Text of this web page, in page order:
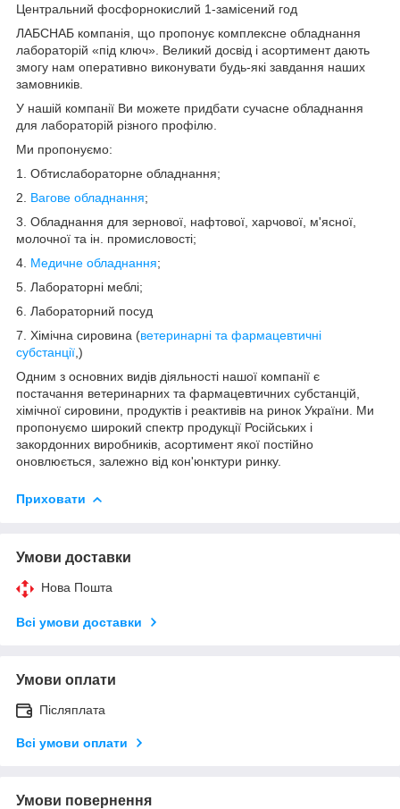
Центральний фосфорнокислий 1-замісений год
ЛАБСНАБ компанія, що пропонує комплексне обладнання
лабораторій «під ключ». Великий досвід і асортимент дають
змогу нам оперативно виконувати будь-які завдання наших
замовників.
У нашій компанії Ви можете придбати сучасне обладнання
для лабораторій різного профілю.
Ми пропонуємо:
1. Обтислабораторне обладнання;
2. Вагове обладнання;
3. Обладнання для зернової, нафтової, харчової, м'ясної,
молочної та ін. промисловості;
4. Медичне обладнання;
5. Лабораторні меблі;
6. Лабораторний посуд
7. Хімічна сировина (ветеринарні та фармацевтичні
субстанції ,)
Одним з основних видів діяльності нашої компанії є
постачання ветеринарних та фармацевтичних субстанцій,
хімічної сировини, продуктів і реактивів на ринок України. Ми
пропонуємо широкий спектр продукції Російських і
закордонних виробників, асортимент якої постійно
оновлюється, залежно від кон'юнктури ринку.
Приховати
Умови доставки
Нова Пошта
Всі умови доставки
Умови оплати
Післяплата
Всі умови оплати
Умови повернення